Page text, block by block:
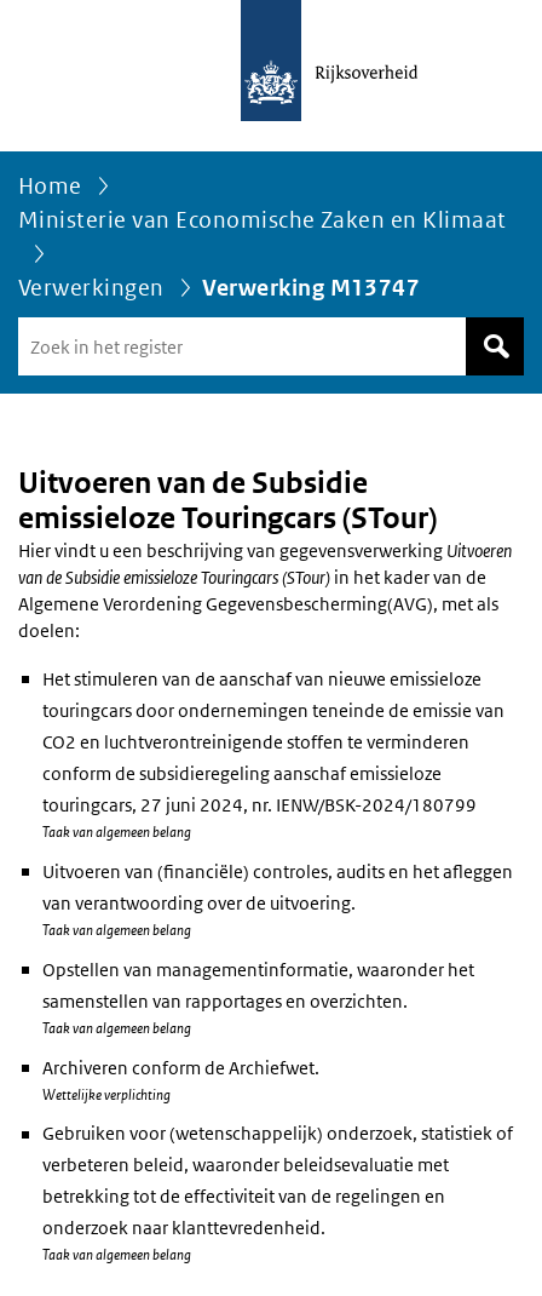
Home
Ministerie van Economische Zaken en Klimaat
Verwerkingen Verwerking M13747
in
het
Uitvoeren van de Subsidie
emissieloze Touringcars (STour)
Hier vindt u een beschrijving van gegevensverwerking Uitvoeren
van de Subsidie emissieloze Touringcars (STour) in het kader van de
Algemene Verordening Gegevensbescherming(AVG), met als
doelen:
Het stimuleren van de aanschaf van nieuwe emissieloze
touringcars door ondernemingen teneinde de emissie van
CO2 en luchtverontreinigende stoffen te verminderen
conform de subsidieregeling aanschaf emissieloze
touringcars, 27 juni 2024, nr. IENW/BSK-2024/180799
Taak van algemeen belang
Uitvoeren van (financiële) controles, audits en het afleggen
van verantwoording over de uitvoering.
Taak van algemeen belang
Opstellen van managementinformatie, waaronder het
samenstellen van rapportages en overzichten.
Taak van algemeen belang
Archiveren conform de Archiefwet.
Wettelijke verplichting
Gebruiken voor (wetenschappelijk) onderzoek, statistiek of
verbeteren beleid, waaronder beleidsevaluatie met
betrekking tot de effectiviteit van de regelingen en
onderzoek naar klanttevredenheid.
Taak van algemeen belang